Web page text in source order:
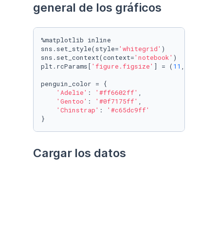
general de los gráficos
%matplotlib inline
sns.set_style(style='whitegrid' )
sns.set_context(context='notebook' )
plt.rcParams[ 'figure.figsize' ] = ( 11 ,
penguin_color = {
'Adelie' : '#ff6602ff' ,
'Gentoo' : '#0f7175ff' ,
'Chinstrap' :
'#c65dc9ff'
}
Cargar los datos